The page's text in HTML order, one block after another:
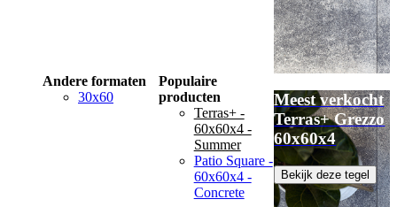
Andere formaten
30x60
Populaire
producten
Terras+ -
60x60x4 -
Summer
Patio Square -
60x60x4 -
Concrete
Meest verkocht
Terras+ Grezzo
60x60x4
Bekijk deze tegel